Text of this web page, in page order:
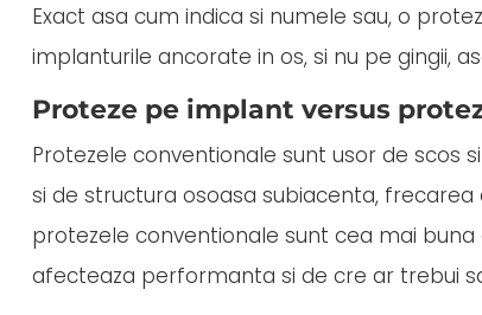
Exact asa cum indica si numele sau, o
implanturile ancorate in os, si nu pe gingii,
Proteze pe implant versus
Protezele conventionale sunt usor de scos
si de structura osoasa subiacenta,
protezele conventionale sunt cea mai
afecteaza performanta si de cre ar trebui